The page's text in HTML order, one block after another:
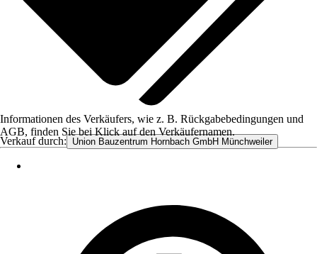
Verkauf durch: Union Bauzentrum Hornbach GmbH Münchweiler
Informationen des Verkäufers, wie z. B. Rückgabebedingungen und
AGB, finden Sie bei Klick auf den Verkäufernamen.